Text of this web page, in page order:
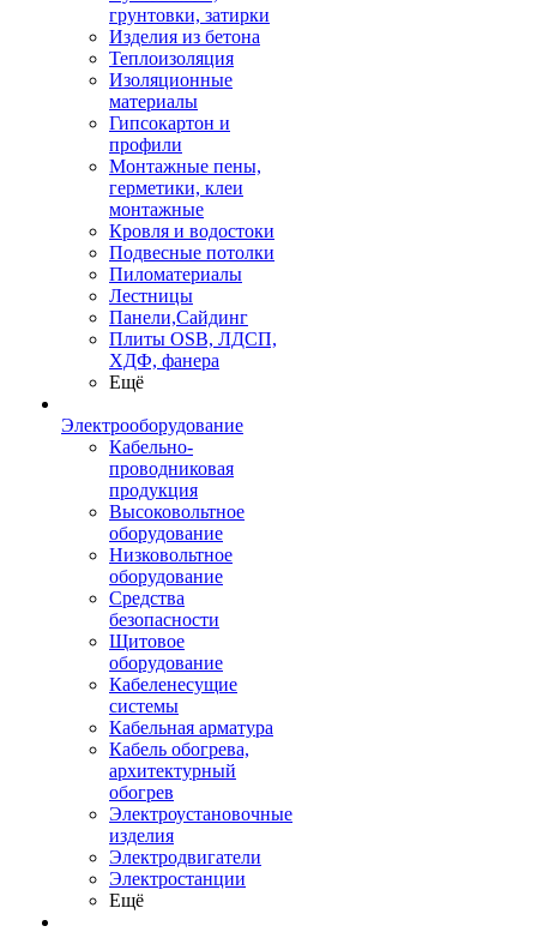
грунтовки, затирки
Изделия из бетона
Теплоизоляция
Изоляционные
материалы
Гипсокартон и
профили
Монтажные пены,
герметики, клеи
монтажные
Кровля и водостоки
Подвесные потолки
Пиломатериалы
Лестницы
Панели,Сайдинг
Плиты OSB, ЛДСП,
ХДФ, фанера
Ещё
Электрооборудование
Кабельно-
проводниковая
продукция
Высоковольтное
оборудование
Низковольтное
оборудование
Средства
безопасности
Щитовое
оборудование
Кабеленесущие
системы
Кабельная арматура
Кабель обогрева,
архитектурный
обогрев
Электроустановочные
изделия
Электродвигатели
Электростанции
Ещё